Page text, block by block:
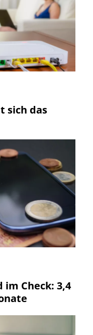
sich das
im Check: 3,4